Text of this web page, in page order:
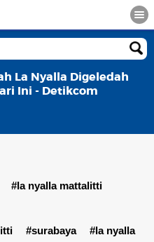
La Nyalla Digeledah
Ini - Detikcom
#la nyalla mattalitti
#surabaya #la nyalla